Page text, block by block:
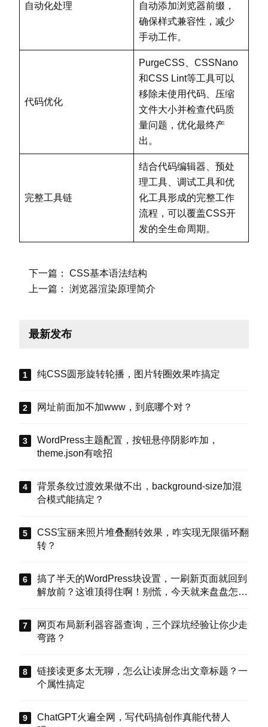
自动化处理
自动添加浏览器前缀，
确保样式兼容性，减少
手动工作。
代码优化
PurgeCSS、CSSNano
和CSS Lint等工具可以
移除未使用代码、压缩
文件大小并检查代码质
量问题，优化最终产
出。
完整工具链
结合代码编辑器、预处
理工具、调试工具和优
化工具形成的完整工作
流程，可以覆盖CSS开
发的全生命周期。
下一篇：
CSS基本语法结构
上一篇：
浏览器渲染原理简介
最新发布
纯CSS圆形旋转轮播，图片转圈效果咋搞定
网址前面加不加www，到底哪个对？
WordPress主题配置，按钮悬停阴影咋加，
theme.json有啥招
背景条纹过渡效果做不出，background-size加混
合模式能搞定？
CSS宝丽来照片堆叠翻转效果，咋实现无限循环翻
转？
搞了半天的WordPress块设置，一刷新页面就回到
解放前？这谁顶得住啊！别慌，今天就来盘盘怎么
车”。
网页布局新利器容器查询，三个踩坑经验让你少走
弯路？
链接读更多太无聊，怎么让读屏念出文章标题？一
个属性搞定
ChatGPT火遍全网，写代码搞创作真能代替人